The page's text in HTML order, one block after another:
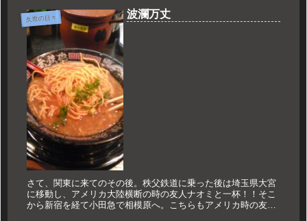
久世の日々 波瀾万丈
さて、関東に来てのその後。秩父鉄道に乗った後は埼玉県大宮
に移動し、アメリカ大陸横断の時の友人ナオミと一杯！！そこ
から新宿を経て小田急で相模原へ。こちらもアメリカ時の友人